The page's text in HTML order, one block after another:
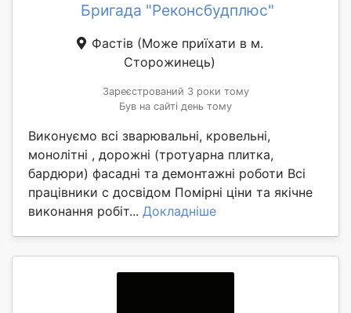
Бригада "Реконсбудплюс"
Фастів (Може приїхати в м.
Сторожинець)
Зареєстрований 3 роки тому
Був на сайті день тому
Виконуємо всі зварювальні, кровельні,
монолітні , дорожні (тротуарна плитка,
бардюри) фасадні та демонтажні роботи Всі
працівники с досвідом Помірні ціни та якічне
виконання робіт... Докладніше